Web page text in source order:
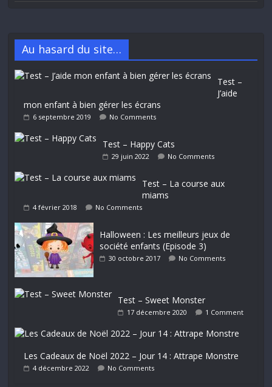
Au hasard du site…
Test –
J’aide
mon enfant à bien gérer les écrans
6 septembre 2019 No Comments
Test – Happy Cats
29 juin 2022 No Comments
Test – La course aux
miams
4 février 2018 No Comments
Halloween : Les meilleurs jeux de
société enfants (Episode 3)
30 octobre 2017 No Comments
Test – Sweet Monster
17 décembre 2020 1 Comment
Les Cadeaux de Noël 2022 – Jour 14 : Attrape Monstre
4 décembre 2022 No Comments